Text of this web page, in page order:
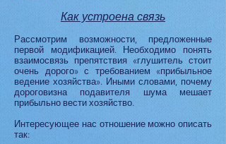
Как устроена связь
Рассмотрим возможности, предложенные
первой модификацией. Необходимо понять
взаимосвязь препятствия «глушитель стоит
очень дорого» с требованием «прибыльное
ведение хозяйства». Иными словами, почему
дороговизна подавителя шума мешает
прибыльно вести хозяйство.
Интересующее нас отношение можно описать
так: